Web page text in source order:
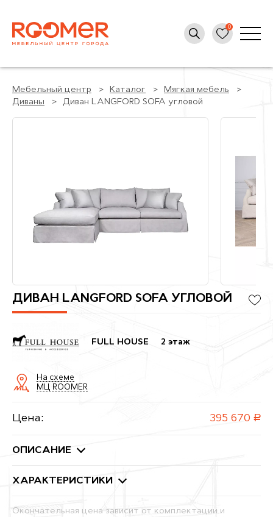
Мебельный центр Каталог
Мягкая мебель
Диваны
Диван LANGFORD SOFA угловой
ДИВАН LANGFORD SOFA УГЛОВОЙ
FULL HOUSE 2 этаж
На схеме
МЦ ROOMER
Цена: 395 670 руб.
ОПИСАНИЕ
ХАРАКТЕРИСТИКИ
Окончательная цена зависит от комплектации и